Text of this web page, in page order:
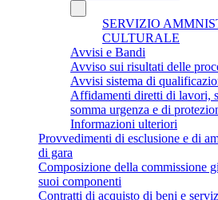
SERVIZIO
CULTURALE
Avvisi e Bandi
Avviso sui risultati delle
Avvisi sistema di
Affidamenti diretti di lavori,
somma urgenza e di
Informazioni ulteriori
Provvedimenti di esclusione e di
di gara
Composizione della commissione
suoi componenti
Contratti di acquisto di beni e